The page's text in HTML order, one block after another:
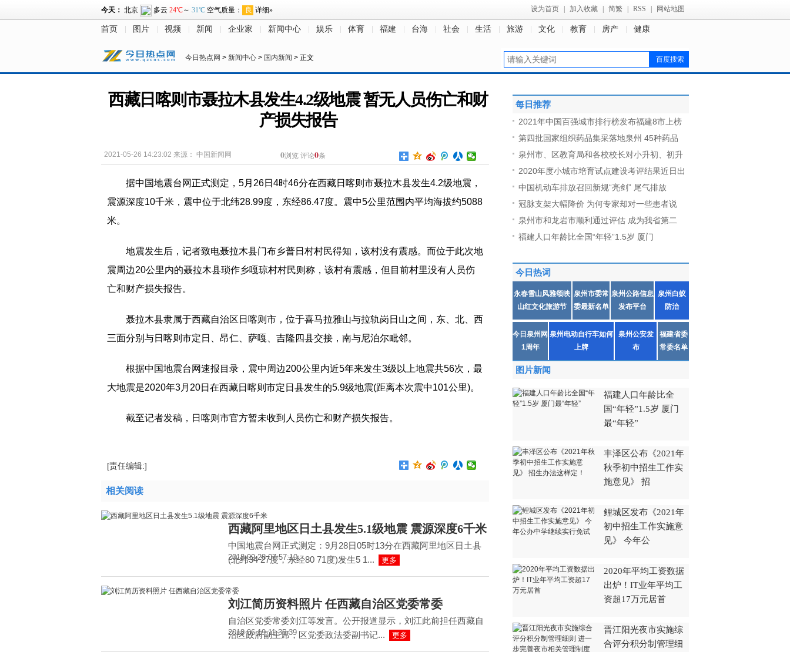
设为首页 加入收藏 简繁 RSS 网站地图
首页 图片 视频 新闻 企业家 新闻中心 娱乐 体育 福建 台海 社会 生活 旅游 文化 教育 房产 健康
今日热点网 > 新闻中心 > 国内新闻 > 正文
西藏日喀则市聂拉木县发生4.2级地震 暂无人员伤亡和财
产损失报告
2021-05-26 14:23:02 来源： 中国新闻网 0浏览 评论0条
据中国地震台网正式测定，5月26日4时46分在西藏日喀则市聂拉木县发生4.2级地震，
震源深度10千米，震中位于北纬28.99度，东经86.47度。震中5公里范围内平均海拔约5088
米。
地震发生后，记者致电聂拉木县门布乡普日村村民得知，该村没有震感。而位于此次地
震周边20公里内的聂拉木县琐作乡嘎琼村村民则称，该村有震感，但目前村里没有人员伤
亡和财产损失报告。
聂拉木县隶属于西藏自治区日喀则市，位于喜马拉雅山与拉轨岗日山之间，东、北、西
三面分别与日喀则市定日、昂仁、萨嘎、吉隆四县交接，南与尼泊尔毗邻。
根据中国地震台网速报目录，震中周边200公里内近5年来发生3级以上地震共56次，最
大地震是2020年3月20日在西藏日喀则市定日县发生的5.9级地震(距离本次震中101公里)。
截至记者发稿，日喀则市官方暂未收到人员伤亡和财产损失报告。
[责任编辑:]
相关阅读
西藏阿里地区日土县发生5.1级地震 震源深度6千米
中国地震台网正式测定：9月28日05时13分在西藏阿里地区日土县
(北纬34 27度，东经80 71度)发生5 1...
更多
2018-09-28 07:57:10
刘江简历资料照片 任西藏自治区党委常委
自治区党委常委刘江等发言。公开报道显示，刘江此前担任西藏自
治区政府副主席，区党委政法委副书记...
更多
2018-06-19 11:35:39
每日推荐
2021年中国百强城市排行榜发布福建8市上榜
第四批国家组织药品集采落地泉州 45种药品
泉州市、区教育局和各校校长对小升初、初升
2020年度小城市培育试点建设考评结果近日出
中国机动车排放召回新规“亮剑” 尾气排放
冠脉支架大幅降价 为何专家却对一些患者说
泉州市和龙岩市顺利通过评估 成为我省第二
福建人口年龄比全国“年轻”1.5岁 厦门
今日热词
永春雪山风雅颂映
山红文化旅游节
泉州市委常
委最新名单
泉州公路信息
发布平台
泉州白蚁
防治
今日泉州网
1周年
泉州电动自行车如何
上牌
泉州公安发
布
福建省委
常委名单
图片新闻
福建人口年龄比全
国“年轻”1.5岁 厦门
最“年轻”
丰泽区公布《2021年
秋季初中招生工作实
施意见》 招
鲤城区发布《2021年
初中招生工作实施意
见》 今年公
2020年平均工资数据
出炉！IT业年平均工
资超17万元居首
晋江阳光夜市实施综
合评分积分制管理细